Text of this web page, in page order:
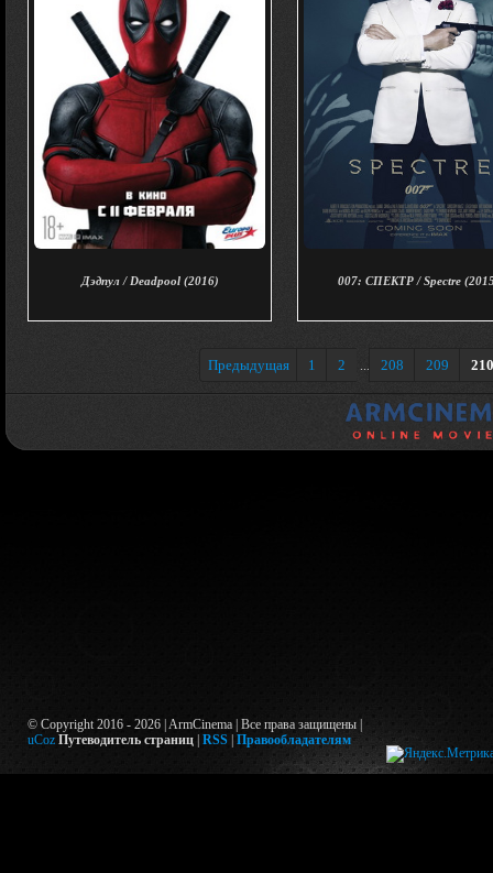
Дэдпул / Deadpool (2016) 007: СПЕКТР / Spectre
Предыдущая 1 2 ... 208 209 210
© Copyright 2016 - 2026 | ArmCinema | Все права защищены |
uCoz Путеводитель страниц RSS Правообладателям